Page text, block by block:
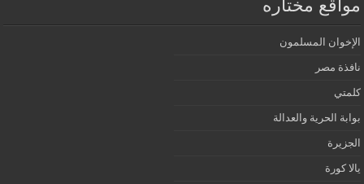
مواقع مختاره
الإخوان المسلمون
نافذة مصر
كلمتي
بوابة الحرية والعدالة
الجزيرة
يالا كورة